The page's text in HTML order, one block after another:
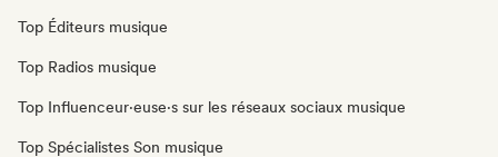
Top Éditeurs musique
Top Radios musique
Top Influenceur·euse·s sur les réseaux sociaux musique
Top Spécialistes Son musique